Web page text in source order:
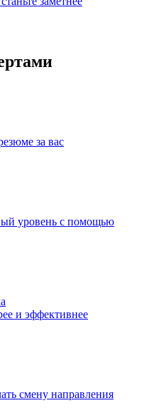
за вас
уровень с помощью
и эффективнее
смену направления